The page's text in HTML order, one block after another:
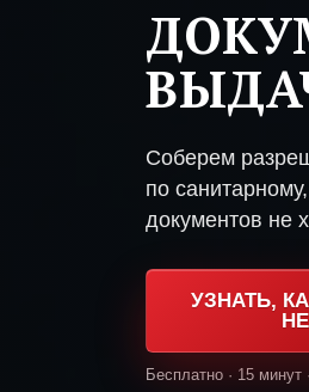
Соберем
по
документов не
УЗНАТЬ,
Бесплатно · 15